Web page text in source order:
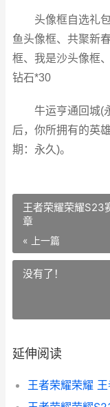
头像框自选礼
鱼头像框、共聚新
框、我是沙头像框
钻石*30
牛运亨通回城(
后，你所拥有的英
期：永久)。
王者荣耀荣耀S23
章
« 上一篇
没有了！
延伸阅读
王者荣耀荣耀